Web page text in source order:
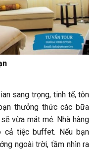
sang trọng, tinh tế, tôn
thưởng thức các bữa
vừa mát mẻ. Nhà hàng
cả tiệc buffet. Nếu bạn
ngoài trời, tầm nhìn ra